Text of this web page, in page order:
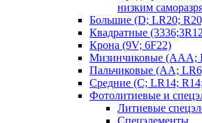
низким
Большие (D; LR20;
Квадратные
Крона (9V; 6F22)
Мизинчиковые (AAA;
Пальчиковые (AA;
Средние (C; LR14;
Фотолитиевые и
Литиевые
Спецэлементы